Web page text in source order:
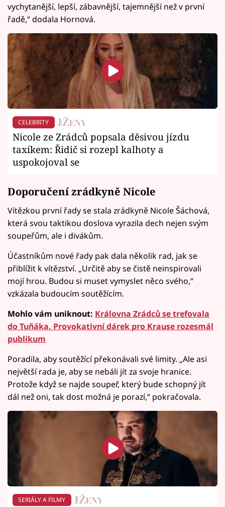
vychytanější, lepší, zábavnější, tajemnější než v první
řadě,“ dodala Hornová.
CELEBRITY
Nicole ze Zrádců popsala děsivou jízdu
taxíkem: Řidič si rozepl kalhoty a
uspokojoval se
Doporučení zrádkyně Nicole
Vítězkou první řady se stala zrádkyně Nicole Šáchová,
která svou taktikou doslova vyrazila dech nejen svým
soupeřům, ale i divákům.
Účastníkům nové řady pak dala několik rad, jak se
přiblížit k vítězství. „Určitě aby se čistě neinspirovali
mojí hrou. Budou si muset vymyslet něco svého,“
vzkázala budoucím soutěžícím.
Mohlo vám uniknout: Královna Zrádců se trefovala
do Tuňáka. Provokativní dárek pro Krause rozesmál
publikum
Poradila, aby soutěžící překonávali své limity. „Ale asi
největší rada je, aby se nebáli jít za svoje hranice.
Protože když se najde soupeř, který bude schopný jít
dál než oni, tak dost možná je porazí,“ pokračovala.
SERIÁLY A FILMY